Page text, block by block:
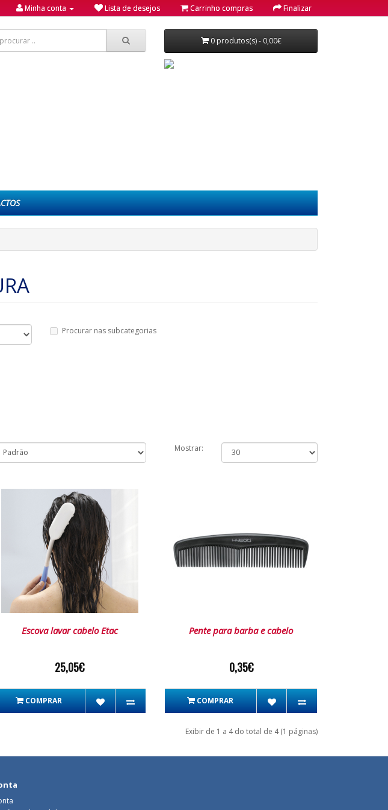
Minha conta Lista de desejos Carrinho compras Finalizar
0 produtos(s) - 0,00€
Procurar nas subcategorias
Mostrar:
Escova lavar cabelo Etac
25,05€
COMPRAR
Pente para barba e cabelo
0,35€
COMPRAR
Exibir de 1 a 4 do total de 4 (1 páginas)